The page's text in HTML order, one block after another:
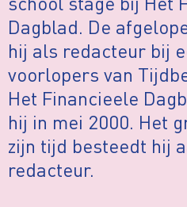
Dagblad. De
hij als redacteur bij
voorlopers van
Het Financieele
hij in mei 2000. Het
zijn tijd besteedt hij
redacteur.